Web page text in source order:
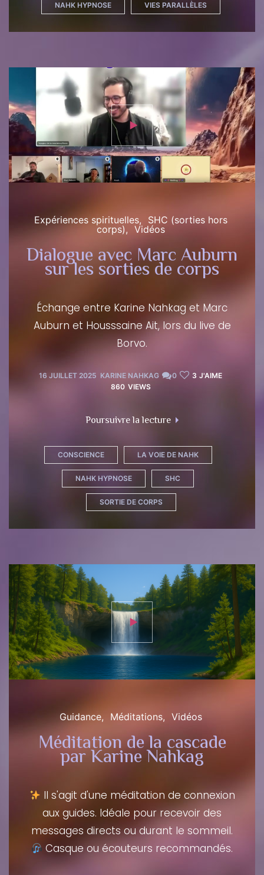
Se Connecter
NAHK HYPNOSE VIES PARALLÈLES
Expériences spirituelles
SHC (sorties hors
corps)
Vidéos
Dialogue avec Marc Auburn
sur les sorties de corps
Échange entre Karine Nahkag et Marc
Auburn et Housssaine Ait, lors du live de
Borvo.
16 JUILLET 2025 KARINE NAHKAG 0 3 J'AIME
860 VIEWS
Poursuivre la lecture"Dialogue avec Marc
CONSCIENCE LA VOIE DE NAHK
NAHK HYPNOSE SHC
SORTIE DE CORPS
Guidance Méditations Vidéos
Méditation de la cascade
par Karine Nahkag
Il s'agit d'une méditation de connexion
aux guides. Idéale pour recevoir des
messages directs ou durant le sommeil.
Casque ou écouteurs recommandés.